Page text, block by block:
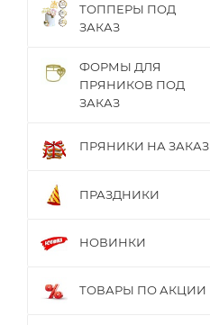
ТОППЕРЫ ПОД
ЗАКАЗ
ФОРМЫ ДЛЯ
ПРЯНИКОВ ПОД
ЗАКАЗ
ПРЯНИКИ НА ЗАКАЗ
ПРАЗДНИКИ
НОВИНКИ
ТОВАРЫ ПО АКЦИИ